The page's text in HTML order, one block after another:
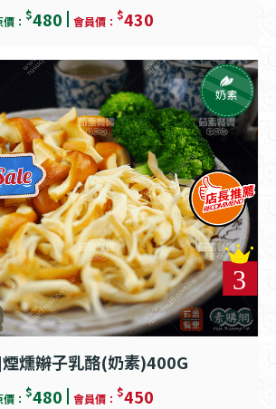
： $480 會員價： $430
燻辮子乳酪(奶素)400G
： $480 會員價： $450
奶素